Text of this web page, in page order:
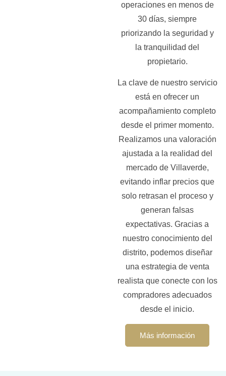
operaciones en menos de
30 días, siempre
priorizando la seguridad y
la tranquilidad del
propietario.
La clave de nuestro servicio
está en ofrecer un
acompañamiento completo
desde el primer momento.
Realizamos una valoración
ajustada a la realidad del
mercado de Villaverde,
evitando inflar precios que
solo retrasan el proceso y
generan falsas
expectativas. Gracias a
nuestro conocimiento del
distrito, podemos diseñar
una estrategia de venta
realista que conecte con los
compradores adecuados
desde el inicio.
Más información